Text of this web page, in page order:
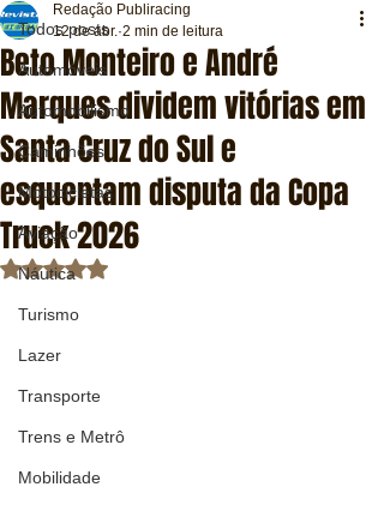
Todos posts
Automóveis
Automobilismo
Caminhões
Motocicletas
Aviação
Náutica
Turismo
Lazer
Transporte
Trens e Metrô
Mobilidade
Beto Monteiro e André
Marques dividem vitórias em
Santa Cruz do Sul e
esquentam disputa da Copa
Truck 2026
Redação Publiracing
12 de abr. 2 min de leitura
Avaliado com NaN de 5 estrelas.